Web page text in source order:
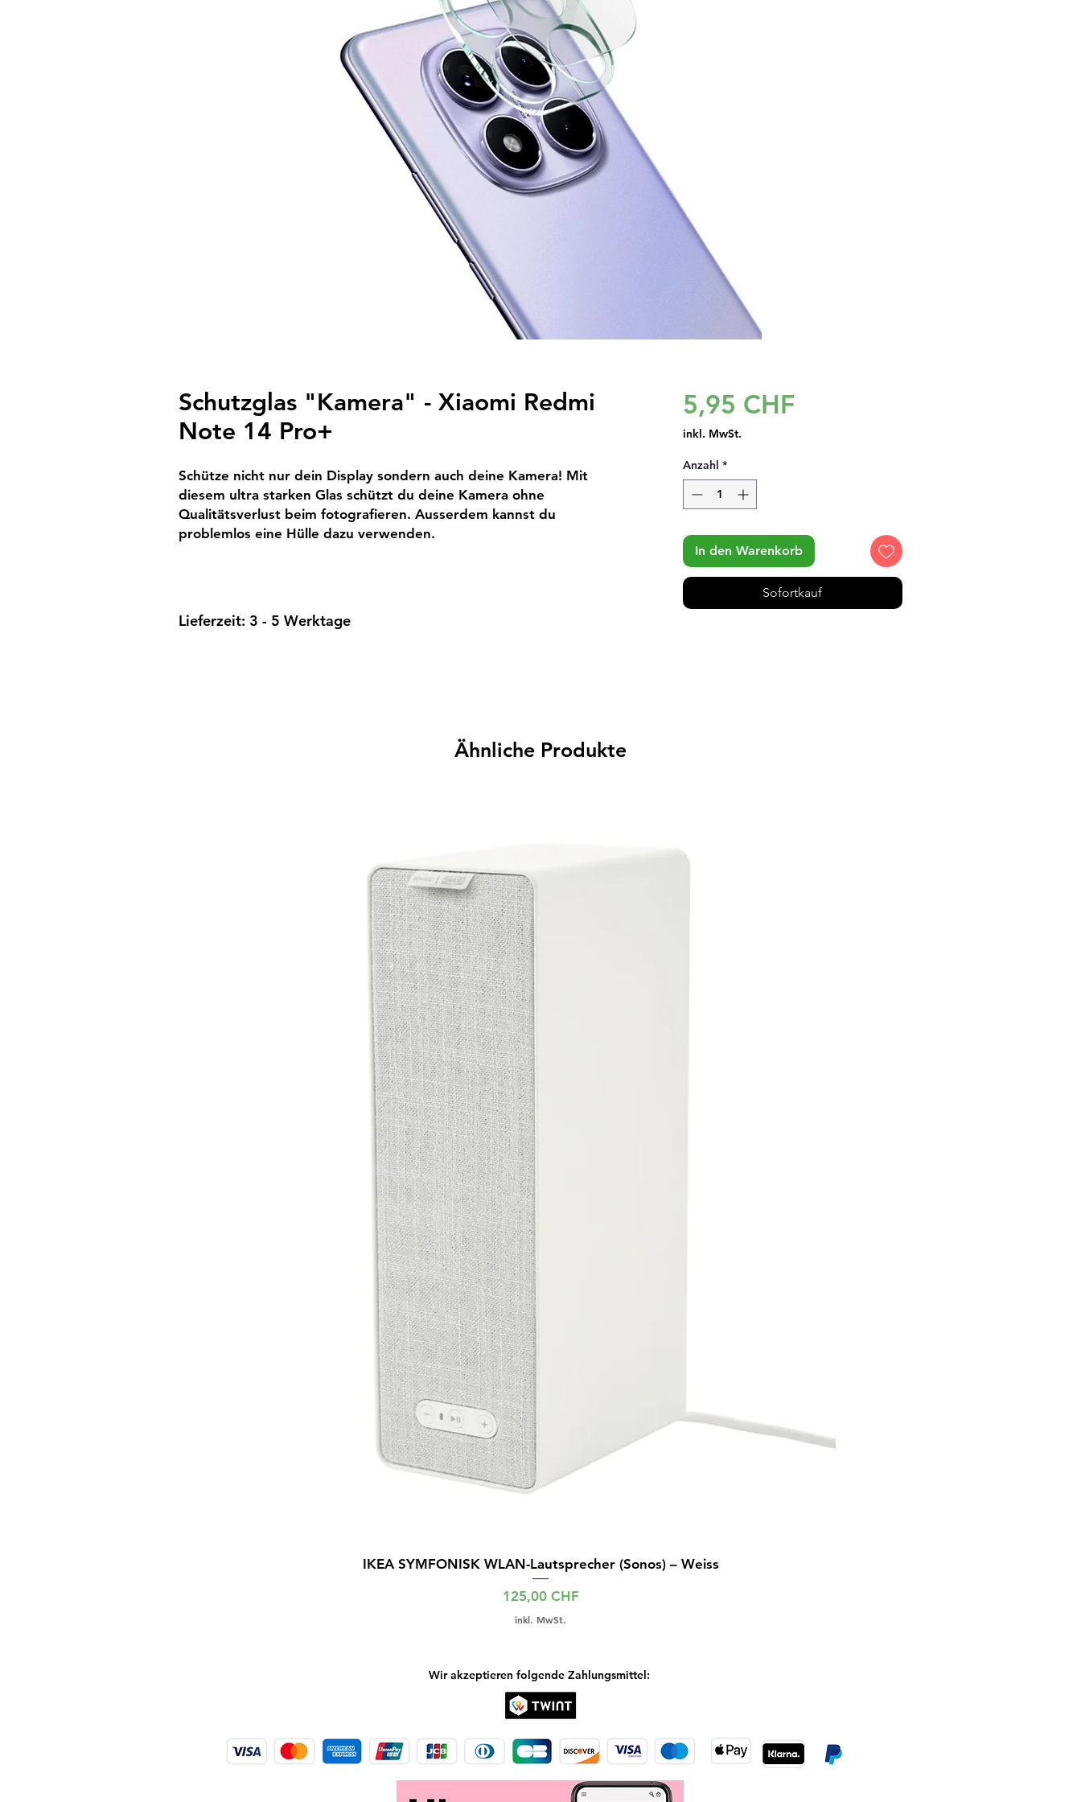
Schutzglas "Kamera" - Xiaomi Redmi
Note 14 Pro+
Schütze nicht nur dein Display sondern auch deine Kamera! Mit
diesem ultra starken Glas schützt du deine Kamera ohne
Qualitätsverlust beim fotografieren. Ausserdem kannst du
problemlos eine Hülle dazu verwenden.
Lieferzeit: 3 - 5 Werktage
5,95 CHFPreis
inkl. MwSt.
Anzahl *
In den Warenkorb
Sofortkauf
Ähnliche Produkte
IKEA SYMFONISK WLAN-Lautsprecher (Sonos) – Weiss
Preis
125,00 CHF
inkl. MwSt.
Wir akzeptieren folgende Zahlungsmittel: